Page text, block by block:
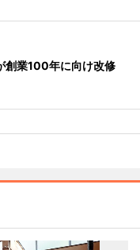
創業100年に向け改修